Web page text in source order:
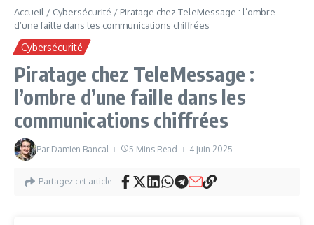
Accueil / Cybersécurité / Piratage chez TeleMessage : l’ombre
d’une faille dans les communications chiffrées
Cybersécurité
Piratage chez TeleMessage :
l’ombre d’une faille dans les
communications chiffrées
Par Damien Bancal 5 Mins Read 4 juin 2025
Partagez cet article